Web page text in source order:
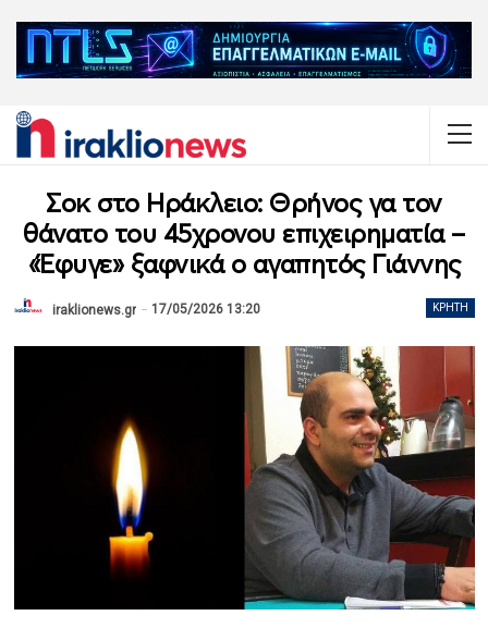
Σοκ στο Ηράκλειο: Θρήνος γα τον
θάνατο του 45χρονου επιχειρηματία –
«Έφυγε» ξαφνικά ο αγαπητός Γιάννης
ΚΡΉΤΗ
iraklionews.gr 17/05/2026 13:20